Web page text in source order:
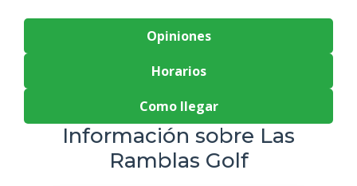
Opiniones
Horarios
Como llegar
Información sobre Las
Ramblas Golf